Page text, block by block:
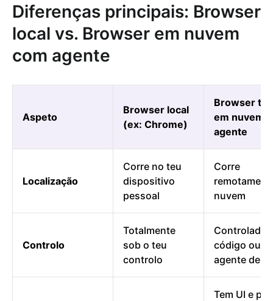
Diferenças principais: Browser
local vs. Browser em nuvem
com agente
Aspeto
Browser local
(ex: Chrome)
Browser
em nuvem
agente
Localização
Corre no teu
dispositivo
pessoal
Corre
nuvem
Controlo
Totalmente
sob o teu
controlo
Controlado
código ou
agente de IA
Tem UI e